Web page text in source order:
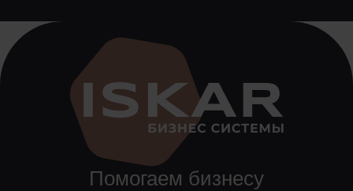
Помогаем бизнесу